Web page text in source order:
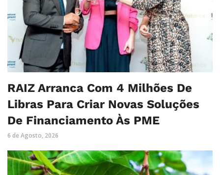
RAIZ Arranca Com 4 Milhões De
Libras Para Criar Novas Soluções
De Financiamento Às PME
6 de Agosto, 2026